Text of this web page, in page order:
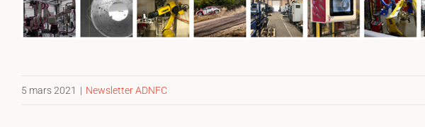
5 mars 2021 | Newsletter ADNFC